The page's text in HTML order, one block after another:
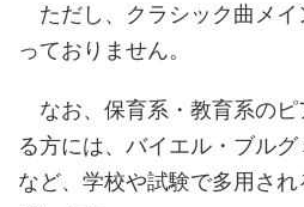
ただし、クラシック曲メイ
っておりません。
なお、保育系・教育系のピ
る方には、バイエル・ブル
など、学校や試験で多用さ